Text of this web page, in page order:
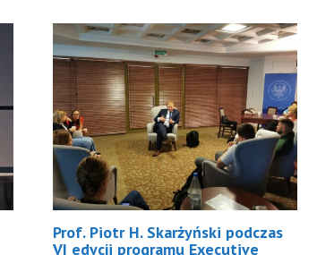
Prof. Piotr H. Skarżyński podczas
VI edycji programu Executive